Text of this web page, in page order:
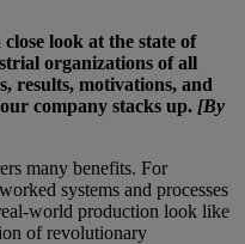
look at the state of
organizations of all
results, motivations, and
company stacks up. [By
many benefits. For
systems and processes
world production look like
of revolutionary